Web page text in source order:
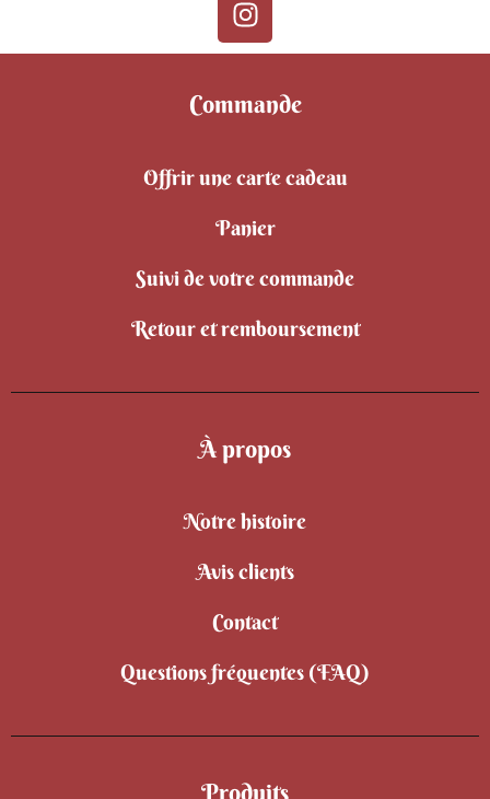
Commande
Offrir une carte cadeau
Panier
Suivi de votre commande
Retour et remboursement
À propos
Notre histoire
Avis clients
Contact
Questions fréquentes (FAQ)
Produits